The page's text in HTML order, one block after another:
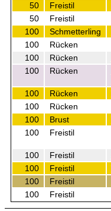
50
Freistil
50
Freistil
100
Schmetterling
100
Rücken
100
Rücken
100
Rücken
100 Rücken
100
Rücken
100
Brust
100
Freistil
100
Freistil
100
Freistil
100
Freistil
100
Freistil